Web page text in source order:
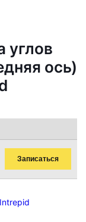
углов
ось)
Записаться